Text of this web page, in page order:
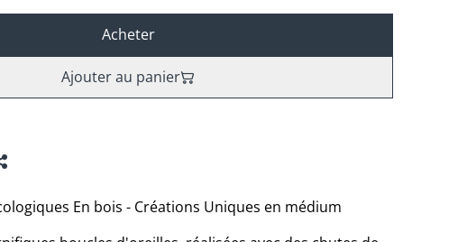
Acheter
Ajouter au panier
En bois - Créations Uniques en médium